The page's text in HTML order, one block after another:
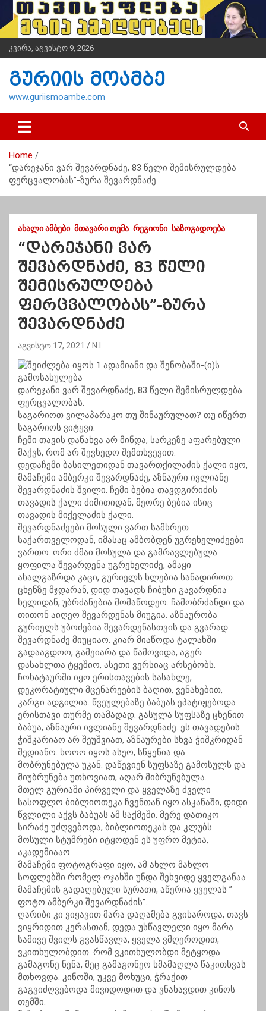
i
t
n
კვირა, აგვისტო 9, 2026
გურიის მოამბე
www.guriismoambe.com
Home
“დარეჯანი ვარ შევარდნაძე, 83 წელი შემისრულდება
ფერცვალობას”-ზურა შევარდნაძე
ᲐᲮᲐᲚᲘ ᲐᲛᲑᲔᲑᲘ ᲛᲗᲐᲕᲐᲠᲘ ᲗᲔᲛᲐ ᲠᲔᲒᲘᲝᲜᲘ ᲡᲐᲖᲝᲒᲐᲓᲝᲔᲑᲐ
“დარეჯანი ვარ
შევარდნაძე, 83 წელი
შემისრულდება
ფერცვალობას”-ზურა
შევარდნაძე
აგვისტო 17, 2021 N.I
დარეჯანი ვარ შევარდნაძე, 83 წელი შემისრულდება
ფერცვალობას.
საგარიოთ ვილაპარაკო თუ შინაურულათ? თუ იწერთ
საგარიოს ვიტყვი.
ჩემი თავის დანახვა არ მინდა, სარკეზე აფარებული
მაქვს, რომ არ შევხედო შემთხვევით.
დედაჩემი ბასილეთიდან თავართქილაძის ქალი იყო,
მამაჩემი ამბერკი შევარდნაძე, აზნაური ივლიანე
შევარდნაძის შვილი. ჩემი ბებია თავდგირიძის
თავადის ქალი ძიმითიდან, მეორე ბებია ისიც
თავადის მიქელაძის ქალი.
შევარდნაძეები მოსული ვართ სამხრეთ
საქართველოდან, იმასაც ამბობდენ უგრეხელიძეები
ვართო. ორი ძმაი მოსულა და გამრავლებულა.
ყოფილა შევარდენა უგრეხელიძე, ამაყი
ახალგაზრდა კაცი, გურიელს ხლებია სანადიროთ.
ცხენზე მჯდარან, დიდ თავადს ჩიბუხი გავარდნია
ხელიდან, უბრძანებია მომაწოდეო. ჩამობრძანდი და
თითონ აიღეო შევარდენას მიუგია. აზნაურობა
გურიელს უბოძებია შევარდენასთვის და გვარად
შევარდნაძე მიუციაო. კიარ მიაწოდა ტალახში
გადააგდოო, გამეიარა და წამოვიდა, აგერ
დასახლთა ტყეშიო, ასეთი ვერსიაც არსებობს.
ჩოხატაურში იყო ერისთავების სასახლე,
დეკორატიული მცენარეების ბაღით, ვენახებით,
კარგი ადგილია. წვეულებაზე ბაბუას ეპატიჟებოდა
ერისთავი თურმე თამადად. გასულა სუფსაზე ცხენით
ბაბუა, აზნაური ივლიანე შევარდნაძე. ეს თავადების
ჭიშკარიაო არ შეუშვიათ, აზნაურები სხვა ჭიშკრიდან
შედიანო. ხოოო იყოს ასეო, სწყენია და
მობრუნებულა უკან. დაწევიენ სუფსაზე გამოსულს და
მიუბრუნება უთხოვიათ, აღარ მიბრუნებულა.
მთელ გურიაში პირველი და ყველაზე ძველი
სასოფლო ბიბლიოთეკა ჩვენთან იყო ასკანაში, დიდი
წვლილი აქვს ბაბუას ამ საქმეში. მერე დათიკო
სირაძე უძღვებოდა, ბიბლიოთეკას და კლუბს.
მოსული სტუმრები იტყოდენ ეს უფრო მეტია,
აკადემიააო.
მამაჩემი ფოტოგრაფი იყო, ამ ახლო მახლო
სოფლებში რომელ ოჯახში უნდა შეხვიდე ყველგანაა
მამაჩემის გადაღებული სურათი, აწერია ყველას ”
ფოტო ამბერკი შევარდნაძის”..
ღარიბი კი ვიყავით მარა დაღამება გვიხაროდა, თავს
ვიყრიდით კერასთან, დედა უსწავლელი იყო მარა
სამივე შვილს გვასწავლა, ყველა ვმღეროდით,
ვკითხულობდით. რომ ვკითხულობდი მეტყოდა
გამაგონე ნენა, მეც გამაგონეო ხმამაღლა წაკითხვას
მთხოვდა. კინოში, უკვე მოხუცი, ჭრაქით
გაგვიძღვებოდა მივიდოდით და ვნახავდით კინოს
თემში.